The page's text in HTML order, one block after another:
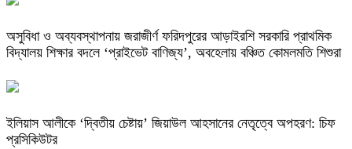
অসুবিধা ও অব্যবস্থাপনায় জরাজীর্ণ ফরিদপুরের আড়াইরশি সরকারি প্রাথমিক
বিদ্যালয় শিক্ষার বদলে ‘প্রাইভেট বাণিজ্য’, অবহেলায় বঞ্চিত কোমলমতি শিশুরা
ইলিয়াস আলীকে ‘দ্বিতীয় চেষ্টায়’ জিয়াউল আহসানের নেতৃত্বে অপহরণ: চিফ
প্রসিকিউটর